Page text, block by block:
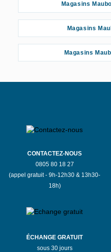
Magasins
Magasins
Magasins
CONTACTEZ-NOUS
0805 80 18 27
(appel gratuit - 9h-12h30 & 13h30-
18h)
ÉCHANGE GRATUIT
sous 30 jours